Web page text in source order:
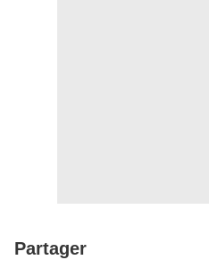
Partager